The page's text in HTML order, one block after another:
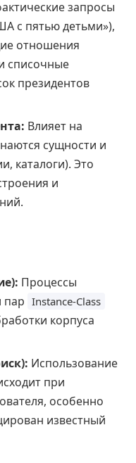
запросы
с пятью детьми»),
отношения
списочные
президентов
Влияет на
сущности и
каталоги). Это
и
Процессы
пар Instance-Class
корпуса
Использование
при
особенно
известный